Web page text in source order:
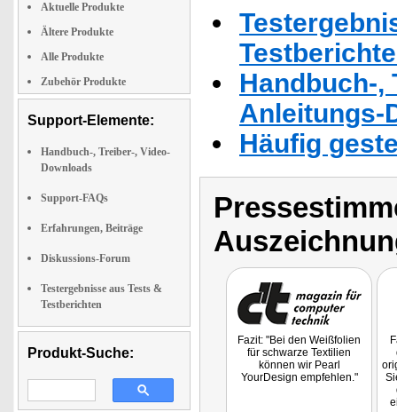
Aktuelle Produkte
Ältere Produkte
Alle Produkte
Zubehör Produkte
Support-Elemente:
Handbuch-, Treiber-, Video-
Downloads
Support-FAQs
Erfahrungen, Beiträge
Diskussions-Forum
Testergebnisse aus Tests &
Testberichten
Produkt-Suche:
Handbuch-,
Anleitungs-
Häufig
Fazit: "Bei den Weißfolien
für schwarze Textilien
können wir Pearl
YourDesign empfehlen."